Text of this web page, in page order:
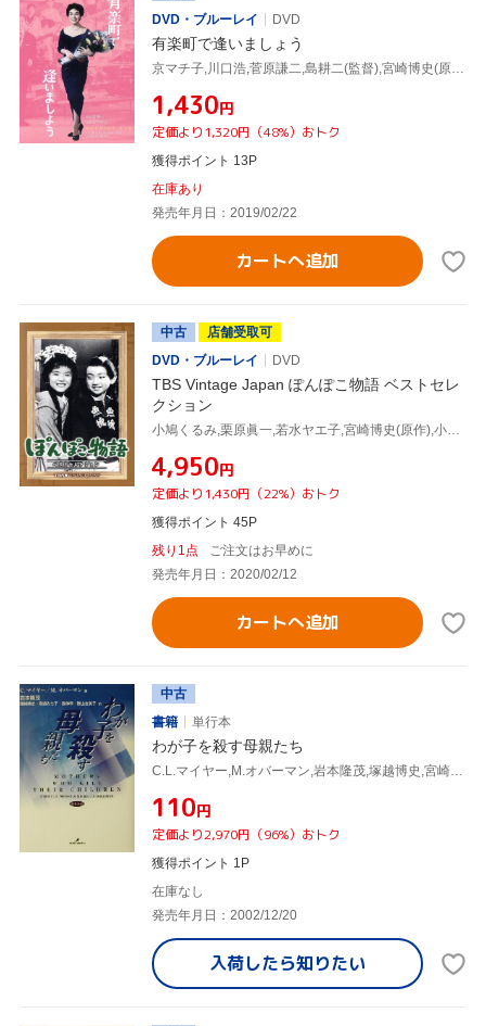
DVD・ブルーレイ
DVD
有楽町で逢いましょう
京マチ子,川口浩,菅原謙二,島耕二(監督),宮崎博史(原作)
¥1,430円
定価より1,320円（48%）おトク
獲得ポイント 13P
在庫あり
発売年月日：2019/02/22
カートへ追加
中古
店舗受取可
DVD・ブルーレイ
DVD
TBS Vintage Japan ぽんぽこ物語 ベストセレ
クション
小鳩くるみ,栗原眞一,若水ヤエ子,宮崎博史(原作),小川寛興(音楽)
¥4,950円
定価より1,430円（22%）おトク
獲得ポイント 45P
残り1点
ご注文はお早めに
発売年月日：2020/02/12
カートへ追加
中古
書籍
単行本
わが子を殺す母親たち
C.L.マイヤー,M.オバーマン,岩本隆茂,塚越博史,宮崎みち子,森伸幸,勝山友美子
¥110円
定価より2,970円（96%）おトク
獲得ポイント 1P
在庫なし
発売年月日：2002/12/20
入荷したら知りたい